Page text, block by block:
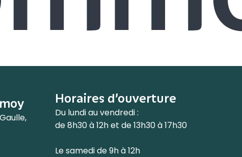
Horaires d’ouverture
Du lundi au vendredi :
de 8h30 à 12h et de 13h30 à 17h30
Le samedi de 9h à 12h